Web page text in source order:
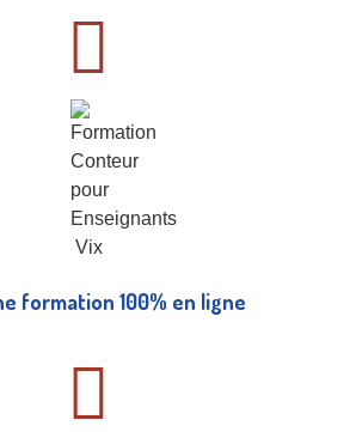
formation 100% en ligne